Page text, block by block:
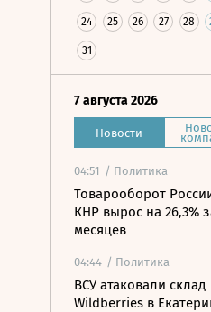
24 25 26 27 28
31
7 августа 2026
Новости
04:51 / Политика
Товарооборот
КНР вырос на 26,3%
месяцев
04:44 / Политика
ВСУ атаковали склад
Wildberries в